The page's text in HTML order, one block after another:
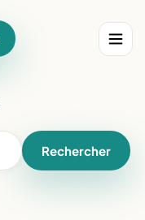
Rechercher